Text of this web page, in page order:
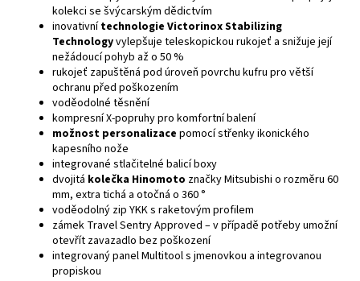
kolekci se švýcarským dědictvím
inovativnítechnologie Victorinox Stabilizing
Technologyvylepšuje teleskopickou rukojeť a snižuje její
nežádoucí pohyb až o 50 %
rukojeť zapuštěná pod úroveň povrchu kufru pro větší
ochranu před poškozením
voděodolné těsnění
kompresní X-popruhy pro komfortní balení
možnost personalizace pomocí střenky ikonického
kapesního nože
integrované stlačitelné balicí boxy
dvojitá kolečka Hinomoto značky Mitsubishi o rozměru 60
mm, extra tichá a otočná o 360 °
voděodolný zip YKK s raketovým profilem
zámek Travel Sentry Approved – v případě potřeby umožní
otevřít zavazadlo bez poškození
integrovaný panel Multitool s jmenovkou a integrovanou
propiskou